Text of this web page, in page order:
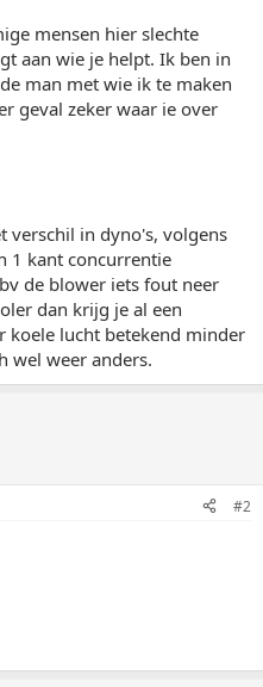
mensen hier slechte
aan wie je helpt. Ik ben in
man met wie ik te maken
geval zeker waar ie over
verschil in dyno's, volgens
1 kant concurrentie
de blower iets fout neer
dan krijg je al een
koele lucht betekend minder
wel weer anders.
#2